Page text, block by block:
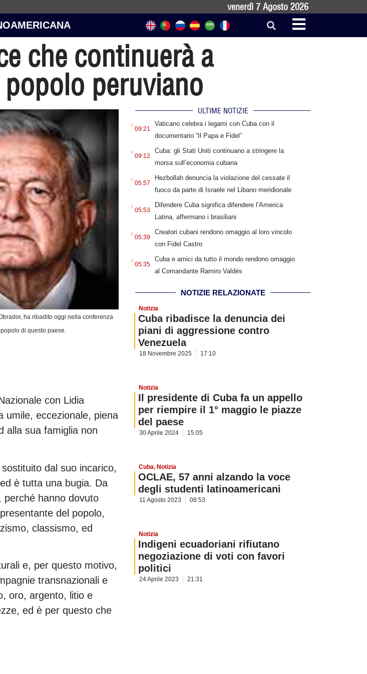
venerdì 7 Agosto 2026
che continuerà a
peruviano
ha ribadito oggi nella conferenza
di questo paese.
con Lidia
umile, eccezionale, piena
alla sua famiglia non
dal suo incarico,
è tutta una bugia. Da
perché hanno dovuto
del popolo,
classismo, ed
e, per questo motivo,
transnazionali e
oro, argento, litio e
ed è per questo che
ULTIME NOTIZIE
. 09:21
Vaticano celebra i legami con Cuba con il
documentario “Il Papa e Fidel”
. 09:12
Cuba: gli Stati Uniti continuano a stringere la
morsa sull’economia cubana
. 05:57
Hezbollah denuncia la violazione del cessate il
fuoco da parte di Israele nel Libano meridionale
. 05:53
Difendere Cuba significa difendere l’America
Latina, affermano i brasiliani
. 05:39
Creatori cubani rendono omaggio al loro vincolo
con Fidel Castro
. 05:35
Cuba e amici da tutto il mondo rendono omaggio
al Comandante Ramiro Valdés
NOTIZIE RELAZIONATE
Notizia
Cuba ribadisce la denuncia dei
piani di aggressione contro
Venezuela
18 Novembre 2025 17:10
Notizia
Il presidente di Cuba fa un appello
per riempire il 1° maggio le piazze
del paese
30 Aprile 2024 15:05
Cuba, Notizia
OCLAE, 57 anni alzando la voce
degli studenti latinoamericani
11 Agosto 2023 08:53
Notizia
Indigeni ecuadoriani rifiutano
negoziazione di voti con favori
politici
24 Aprile 2023 21:31